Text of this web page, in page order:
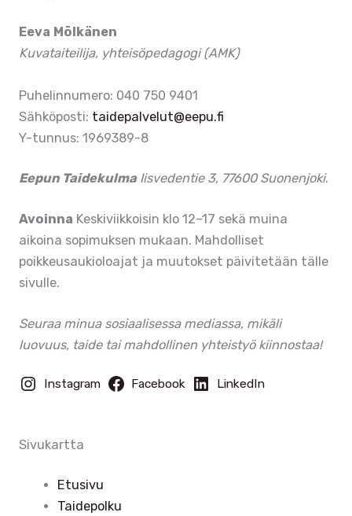
Eeva Mölkänen
Kuvataiteilija, yhteisöpedagogi (AMK)
Puhelinnumero: 040 750 9401
Sähköposti: taidepalvelut@eepu.fi
Y-tunnus: 1969389-8
Eepun Taidekulma Iisvedentie 3, 77600 Suonenjoki.
Avoinna Keskiviikkoisin klo 12–17 sekä muina
aikoina sopimuksen mukaan. Mahdolliset
poikkeusaukioloajat ja muutokset päivitetään tälle
sivulle.
Seuraa minua sosiaalisessa mediassa, mikäli
luovuus, taide tai mahdollinen yhteistyö kiinnostaa!
Instagram Facebook LinkedIn
Sivukartta
Etusivu
Taidepolku